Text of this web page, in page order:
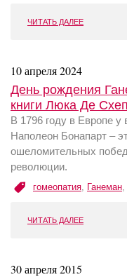
ЧИТАТЬ ДАЛЕЕ
10 апреля 2024
День рождения
книги Люка Де
В 1796 году в Европе у
Наполеон Бонапарт –
ошеломительных
революции.
гомеопатия, Ганеман,
ЧИТАТЬ ДАЛЕЕ
30 апреля 2015